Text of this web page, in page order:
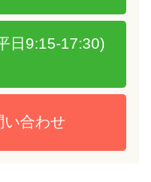
日9:15-17:30)
い合わせ